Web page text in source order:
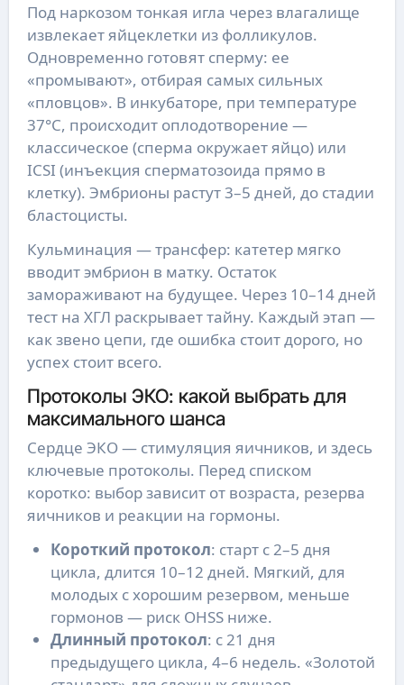
Под наркозом тонкая игла через влагалище
извлекает яйцеклетки из фолликулов.
Одновременно готовят сперму: ее
«промывают», отбирая самых сильных
«пловцов». В инкубаторе, при температуре
37°C, происходит оплодотворение —
классическое (сперма окружает яйцо) или
ICSI (инъекция сперматозоида прямо в
клетку). Эмбрионы растут 3–5 дней, до стадии
бластоцисты.
Кульминация — трансфер: катетер мягко
вводит эмбрион в матку. Остаток
замораживают на будущее. Через 10–14 дней
тест на ХГЛ раскрывает тайну. Каждый этап —
как звено цепи, где ошибка стоит дорого, но
успех стоит всего.
Протоколы ЭКО: какой выбрать для
максимального шанса
Сердце ЭКО — стимуляция яичников, и здесь
ключевые протоколы. Перед списком
коротко: выбор зависит от возраста, резерва
яичников и реакции на гормоны.
Короткий протокол: старт с 2–5 дня
цикла, длится 10–12 дней. Мягкий, для
молодых с хорошим резервом, меньше
гормонов — риск OHSS ниже.
Длинный протокол: с 21 дня
предыдущего цикла, 4–6 недель. «Золотой